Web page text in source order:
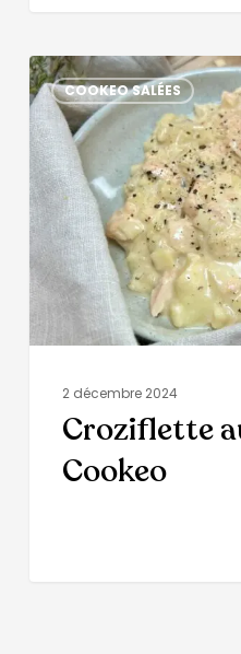
COOKEO SALÉES
2 décembre 2024
Croziflette
Cookeo